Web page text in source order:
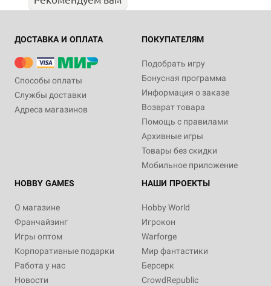
ДОСТАВКА И ОПЛАТА
Способы оплаты
Службы доставки
Адреса магазинов
ПОКУПАТЕЛЯМ
Подобрать игру
Бонусная программа
Информация о заказе
Возврат товара
Помощь с правилами
Архивные игры
Товары без скидки
Мобильное приложение
HOBBY GAMES
О магазине
Франчайзинг
Игры оптом
Корпоративные подарки
Работа у нас
Новости
НАШИ ПРОЕКТЫ
Hobby World
Игрокон
Warforge
Мир фантастики
Берсерк
CrowdRepublic